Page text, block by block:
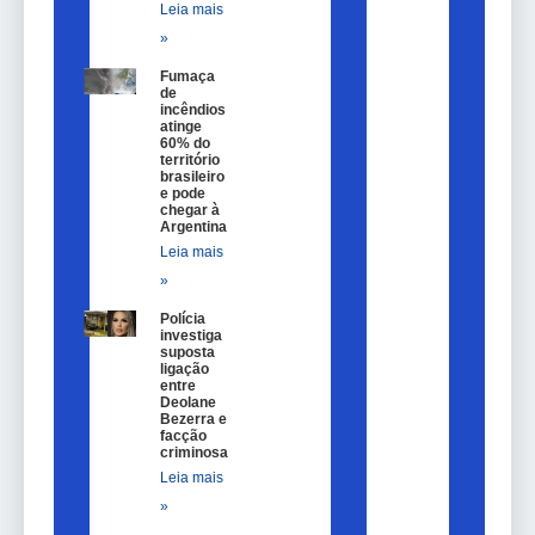
Leia mais
»
Fumaça
de
incêndios
atinge
60% do
território
brasileiro
e pode
chegar à
Argentina
Leia mais
»
Polícia
investiga
suposta
ligação
entre
Deolane
Bezerra e
facção
criminosa
Leia mais
»